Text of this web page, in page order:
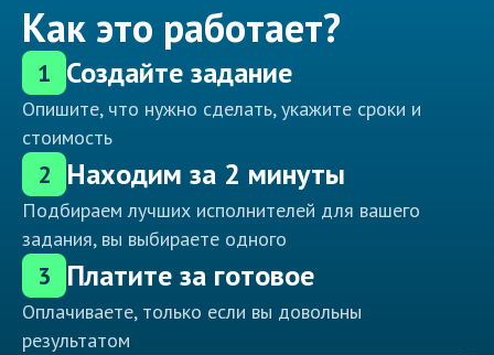
Как это работает?
1 Создайте задание
Опишите, что нужно сделать, укажите сроки и
стоимость
2 Находим за 2 минуты
Подбираем лучших исполнителей для вашего
задания, вы выбираете одного
3 Платите за готовое
Оплачиваете, только если вы довольны
результатом